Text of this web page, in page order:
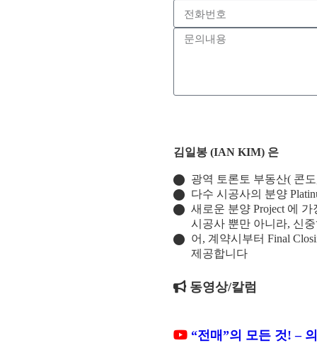
김일봉 (IAN KIM) 은
광역 토론토 부동산( 콘
다수 시공사의 분양
새로운 분양 Project 에
시공사 뿐만 아니라, 신
어, 계약시부터 Final
제공합니다
동영상/칼럼
“전매”의 모든 것! –